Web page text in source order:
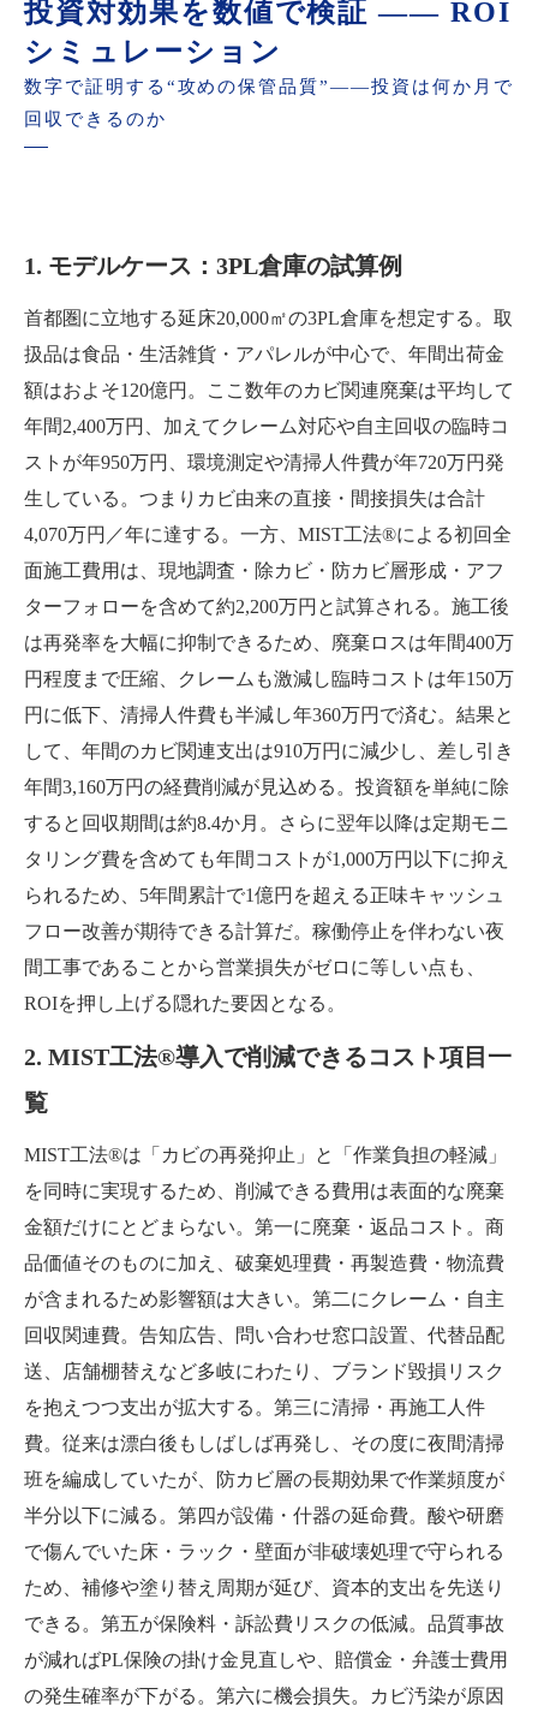
投資対効果を数値で検証 ―― ROI
シミュレーション
数字で証明する“攻めの保管品質”――投資は何か月で
回収できるのか
1. モデルケース：3PL倉庫の試算例
首都圏に立地する延床20,000㎡の3PL倉庫を想定する。取
扱品は食品・生活雑貨・アパレルが中心で、年間出荷金
額はおよそ120億円。ここ数年のカビ関連廃棄は平均して
年間2,400万円、加えてクレーム対応や自主回収の臨時コ
ストが年950万円、環境測定や清掃人件費が年720万円発
生している。つまりカビ由来の直接・間接損失は合計
4,070万円／年に達する。一方、MIST工法®による初回全
面施工費用は、現地調査・除カビ・防カビ層形成・アフ
ターフォローを含めて約2,200万円と試算される。施工後
は再発率を大幅に抑制できるため、廃棄ロスは年間400万
円程度まで圧縮、クレームも激減し臨時コストは年150万
円に低下、清掃人件費も半減し年360万円で済む。結果と
して、年間のカビ関連支出は910万円に減少し、差し引き
年間3,160万円の経費削減が見込める。投資額を単純に除
すると回収期間は約8.4か月。さらに翌年以降は定期モニ
タリング費を含めても年間コストが1,000万円以下に抑え
られるため、5年間累計で1億円を超える正味キャッシュ
フロー改善が期待できる計算だ。稼働停止を伴わない夜
間工事であることから営業損失がゼロに等しい点も、
ROIを押し上げる隠れた要因となる。
2. MIST工法®導入で削減できるコスト項目一
覧
MIST工法®は「カビの再発抑止」と「作業負担の軽減」
を同時に実現するため、削減できる費用は表面的な廃棄
金額だけにとどまらない。第一に廃棄・返品コスト。商
品価値そのものに加え、破棄処理費・再製造費・物流費
が含まれるため影響額は大きい。第二にクレーム・自主
回収関連費。告知広告、問い合わせ窓口設置、代替品配
送、店舗棚替えなど多岐にわたり、ブランド毀損リスク
を抱えつつ支出が拡大する。第三に清掃・再施工人件
費。従来は漂白後もしばしば再発し、その度に夜間清掃
班を編成していたが、防カビ層の長期効果で作業頻度が
半分以下に減る。第四が設備・什器の延命費。酸や研磨
で傷んでいた床・ラック・壁面が非破壊処理で守られる
ため、補修や塗り替え周期が延び、資本的支出を先送り
できる。第五が保険料・訴訟費リスクの低減。品質事故
が減ればPL保険の掛け金見直しや、賠償金・弁護士費用
の発生確率が下がる。第六に機会損失。カビ汚染が原因